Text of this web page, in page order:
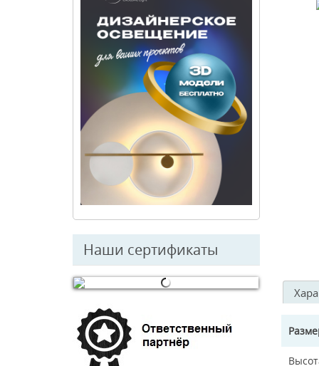
Наши сертификаты